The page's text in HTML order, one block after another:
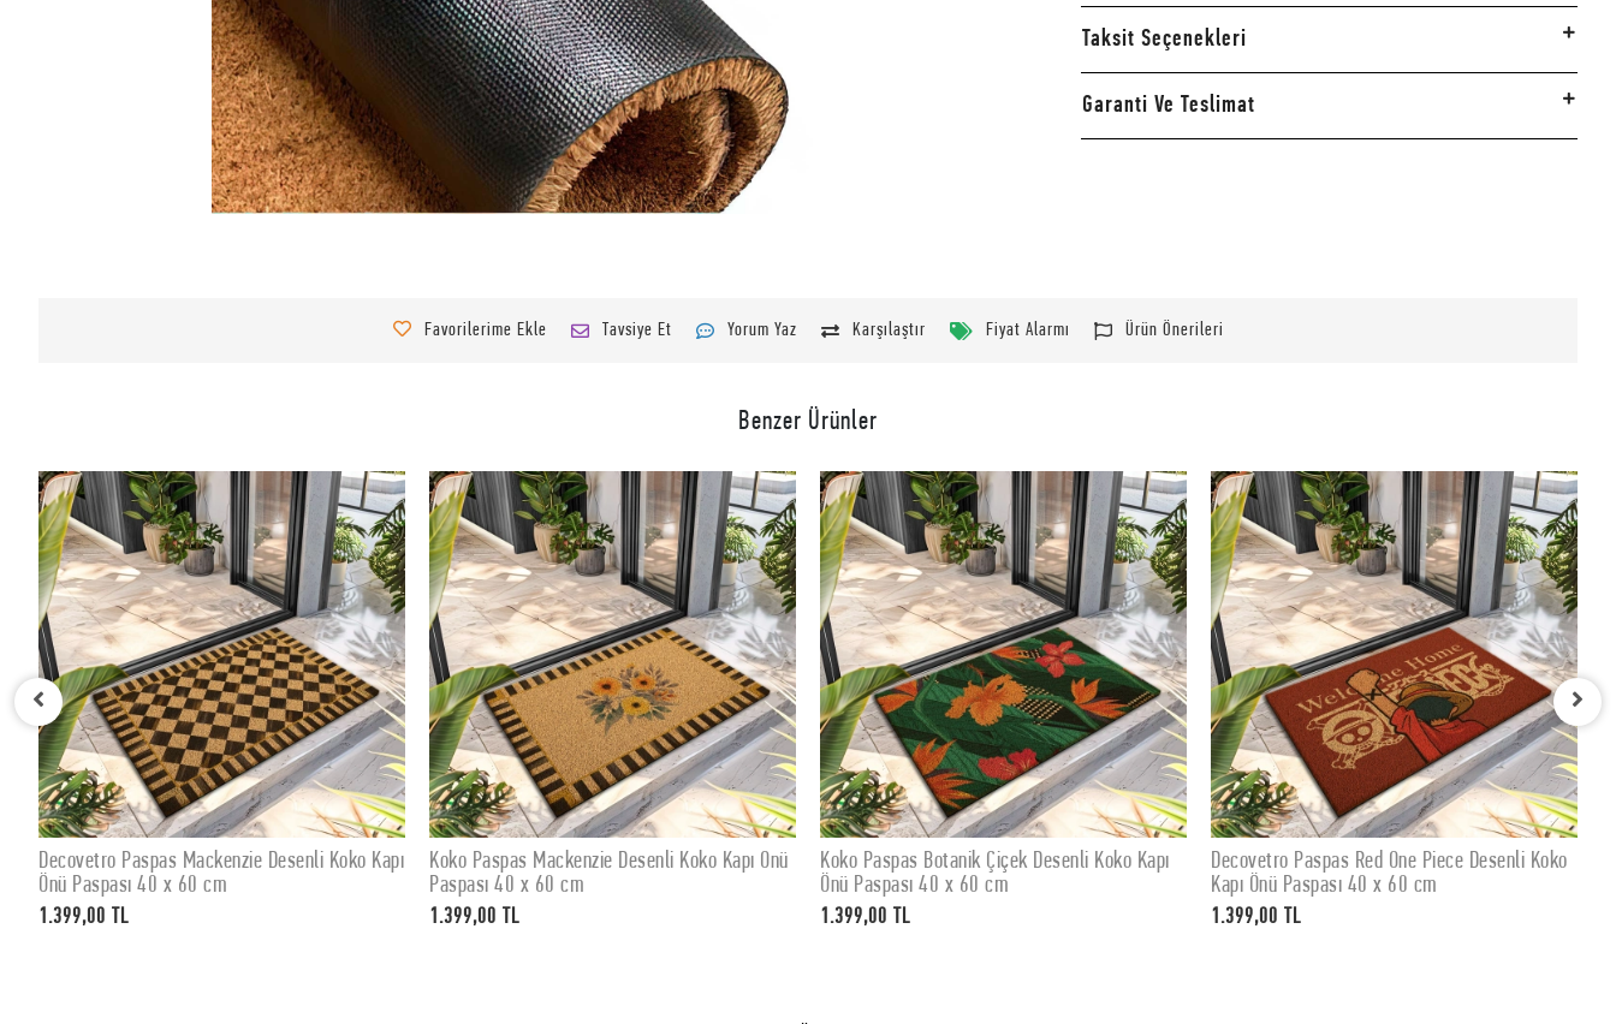
Taksit Seçenekleri
Garanti Ve Teslimat
Favorilerime Ekle Tavsiye Et Yorum Yaz Karşılaştır Fiyat Alarmı Ürün Önerileri
Benzer Ürünler
SEPETE EKLE
Decovetro Paspas Mackenzie Desenli Koko Kapı
Önü Paspası 40 x 60 cm
1.399,00 TL
SEPETE EKLE
Koko Paspas Mackenzie Desenli Koko Kapı Önü
Paspası 40 x 60 cm
1.399,00 TL
SEPETE EKLE
Koko Paspas Botanik Çiçek Desenli Koko Kapı
Önü Paspası 40 x 60 cm
1.399,00 TL
SEPETE EKLE
Decovetro Paspas Red One Piece Desenli Koko
Kapı Önü Paspası 40 x 60 cm
1.399,00 TL